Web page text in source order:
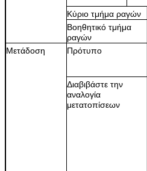
Κύριο τμήμα ραγών
Βοηθητικό τμήμα
ραγών
Μετάδοση
Πρότυπο
Διαβιβάστε την
αναλογία
μετατοπίσεων